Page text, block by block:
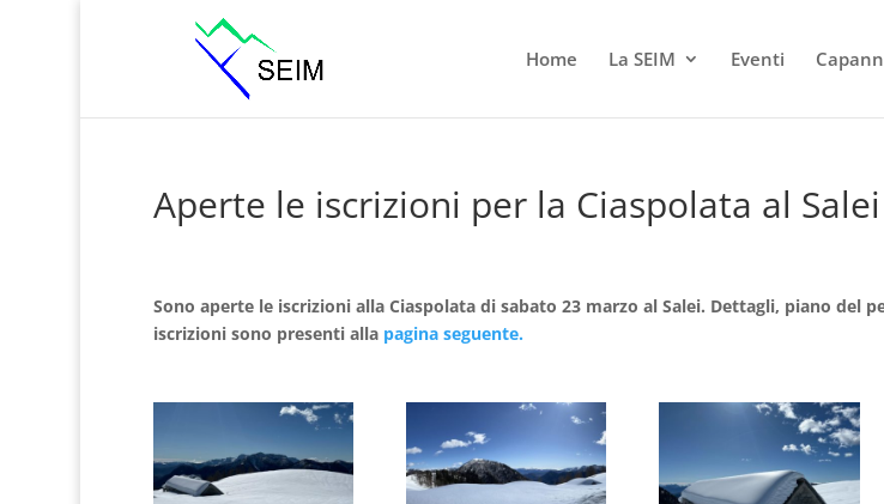
Home La SEIM Eventi
Aperte le iscrizioni per la Ciaspolata al Salei
Sono aperte le iscrizioni alla Ciaspolata di sabato 23 marzo al Salei. Dettagli, piano del
iscrizioni sono presenti alla pagina seguente.